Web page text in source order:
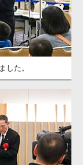
した。